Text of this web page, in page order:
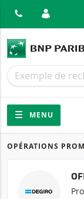
Recherche
MENU
Produits
OPÉRATIONS